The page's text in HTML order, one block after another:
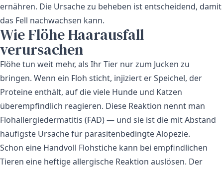
ernähren. Die Ursache zu beheben ist entscheidend, damit
das Fell nachwachsen kann.
Wie Flöhe Haarausfall
verursachen
Flöhe tun weit mehr, als Ihr Tier nur zum Jucken zu
bringen. Wenn ein Floh sticht, injiziert er Speichel, der
Proteine enthält, auf die viele Hunde und Katzen
überempfindlich reagieren. Diese Reaktion nennt man
Flohallergiedermatitis (FAD) — und sie ist die mit Abstand
häufigste Ursache für parasitenbedingte Alopezie.
Schon eine Handvoll Flohstiche kann bei empfindlichen
Tieren eine heftige allergische Reaktion auslösen. Der